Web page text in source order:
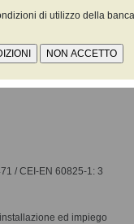
disponibile
/ CEI-EN 60825-1: 3
ed impiego
di utilizzo della